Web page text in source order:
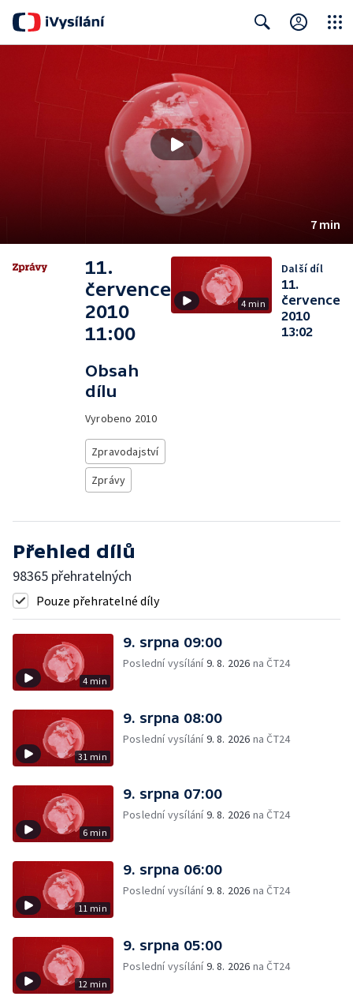
7 min
11.
července
2010
11:00
Obsah
dílu
Vyrobeno 2010
Zpravodajství
Zprávy
4 min
Další díl
11.
července
2010
13:02
Přehled dílů
98365 přehratelných
Pouze přehratelné díly
4 min
9. srpna 09:00
Poslední vysílání9. 8. 2026 na ČT24
31 min
9. srpna 08:00
Poslední vysílání9. 8. 2026 na ČT24
6 min
9. srpna 07:00
Poslední vysílání9. 8. 2026 na ČT24
11 min
9. srpna 06:00
Poslední vysílání9. 8. 2026 na ČT24
12 min
9. srpna 05:00
Poslední vysílání9. 8. 2026 na ČT24